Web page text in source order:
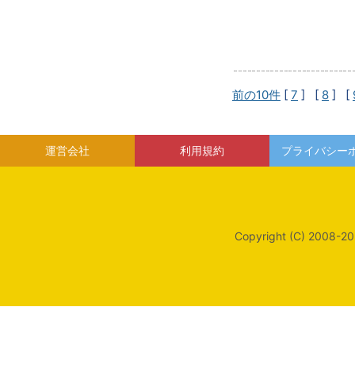
前の10件 [ 7 ] [ 8 ] [
運営会社 利用規約 プライバシー
Copyright (C) 2008-